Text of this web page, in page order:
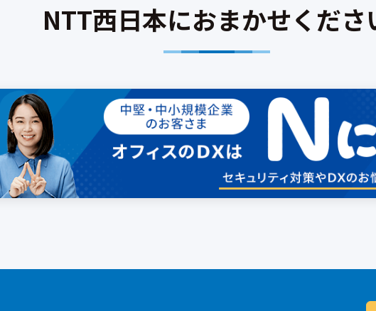
NTT西日本におまかせくださ